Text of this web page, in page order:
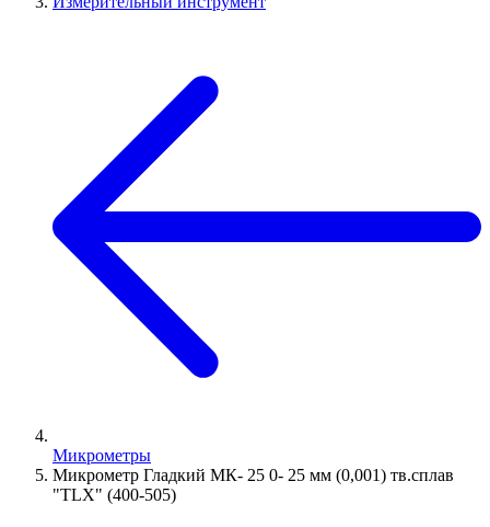
Микрометры
Микрометр Гладкий МК- 25 0- 25 мм (0,001) тв.сплав
"TLX" (400-505)